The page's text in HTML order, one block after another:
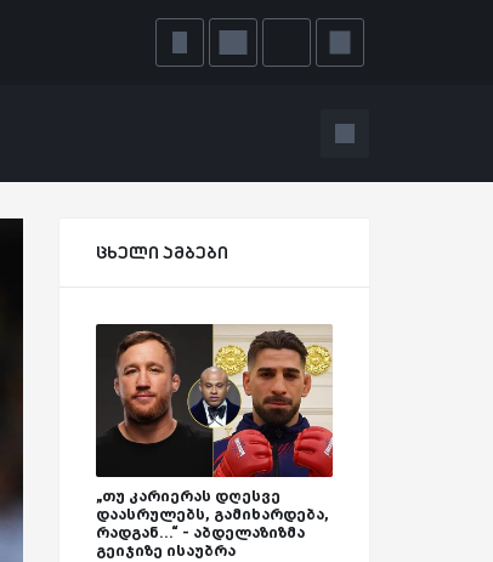
ცხელი ამბები
„თუ კარიერას დღესვე
დაასრულებს, გამიხარდება,
რადგან...“ - აბდელაზიზმა
გეიჯიზე ისაუბრა